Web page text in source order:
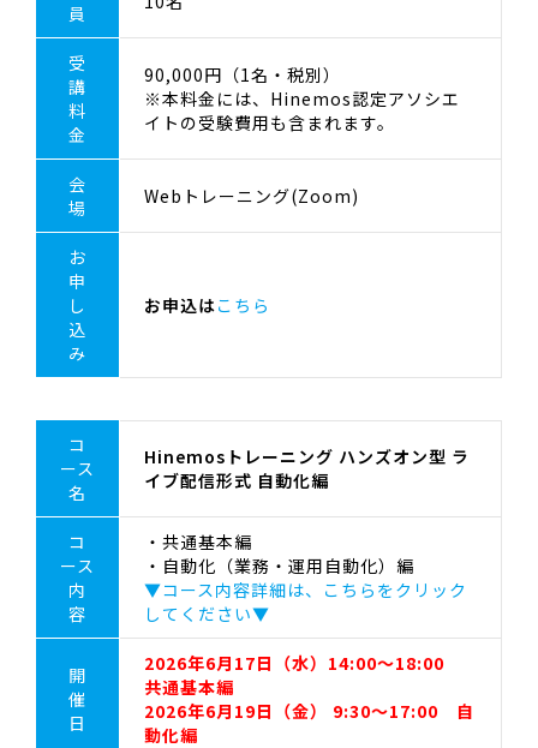
員
受
講
料
金
90,000円（1名・税別）
※本料金には、Hinemos認定アソシエ
イトの受験費用も含まれます。
会
場
Webトレーニング(Zoom)
お
申
し
込
み
お申込はこちら
コ
ース
名
Hinemosトレーニング ハンズオン型 ラ
イブ配信形式 自動化編
コ
ース
内
容
・共通基本編
・自動化（業務・運用自動化）編
▼コース内容詳細は、こちらをクリック
してください▼
開
催
日
2026年6月17日（水）14:00～18:00
共通基本編
2026年6月19日（金） 9:30～17:00 自
動化編